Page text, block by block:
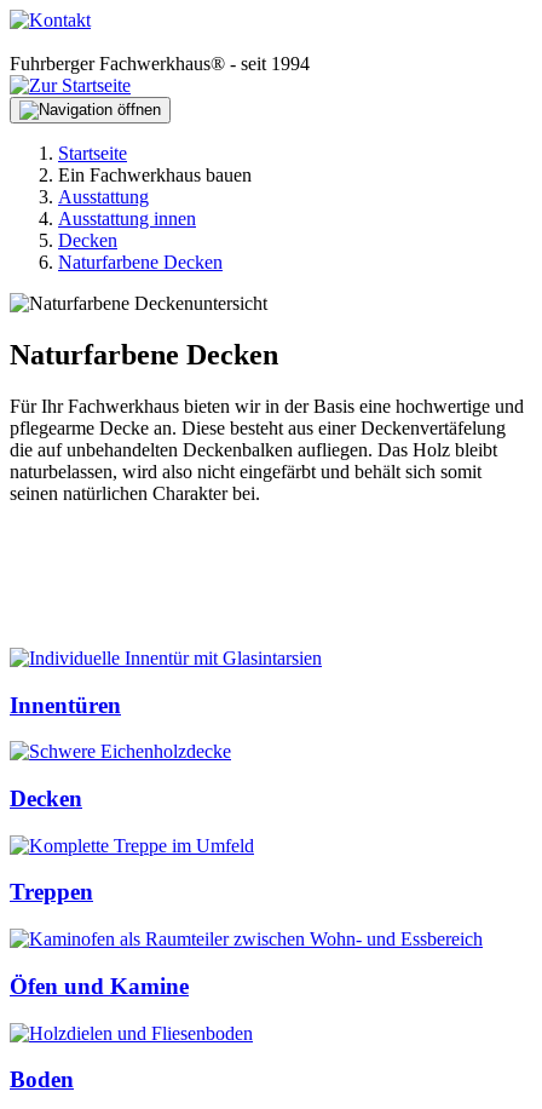
Fuhrberger Fachwerkhaus® - seit 1994
Startseite
Ein Fachwerkhaus bauen
Ausstattung
Ausstattung innen
Decken
Naturfarbene Decken
Naturfarbene Decken
Für Ihr Fachwerkhaus bieten wir in der Basis eine hochwertige und
pflegearme Decke an. Diese besteht aus einer Deckenvertäfelung
die auf unbehandelten Deckenbalken aufliegen. Das Holz bleibt
naturbelassen, wird also nicht eingefärbt und behält sich somit
seinen natürlichen Charakter bei.
Innentüren
Decken
Treppen
Öfen und Kamine
Boden